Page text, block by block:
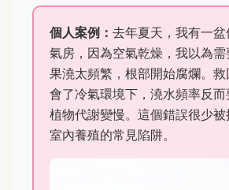
個人案例： 去年夏天，我有一
氣房，因為空氣乾燥，我以為
果澆太頻繁，根部開始腐爛。
會了冷氣環境下，澆水頻率反
植物代謝變慢。這個錯誤很少
室內養殖的常見陷阱。